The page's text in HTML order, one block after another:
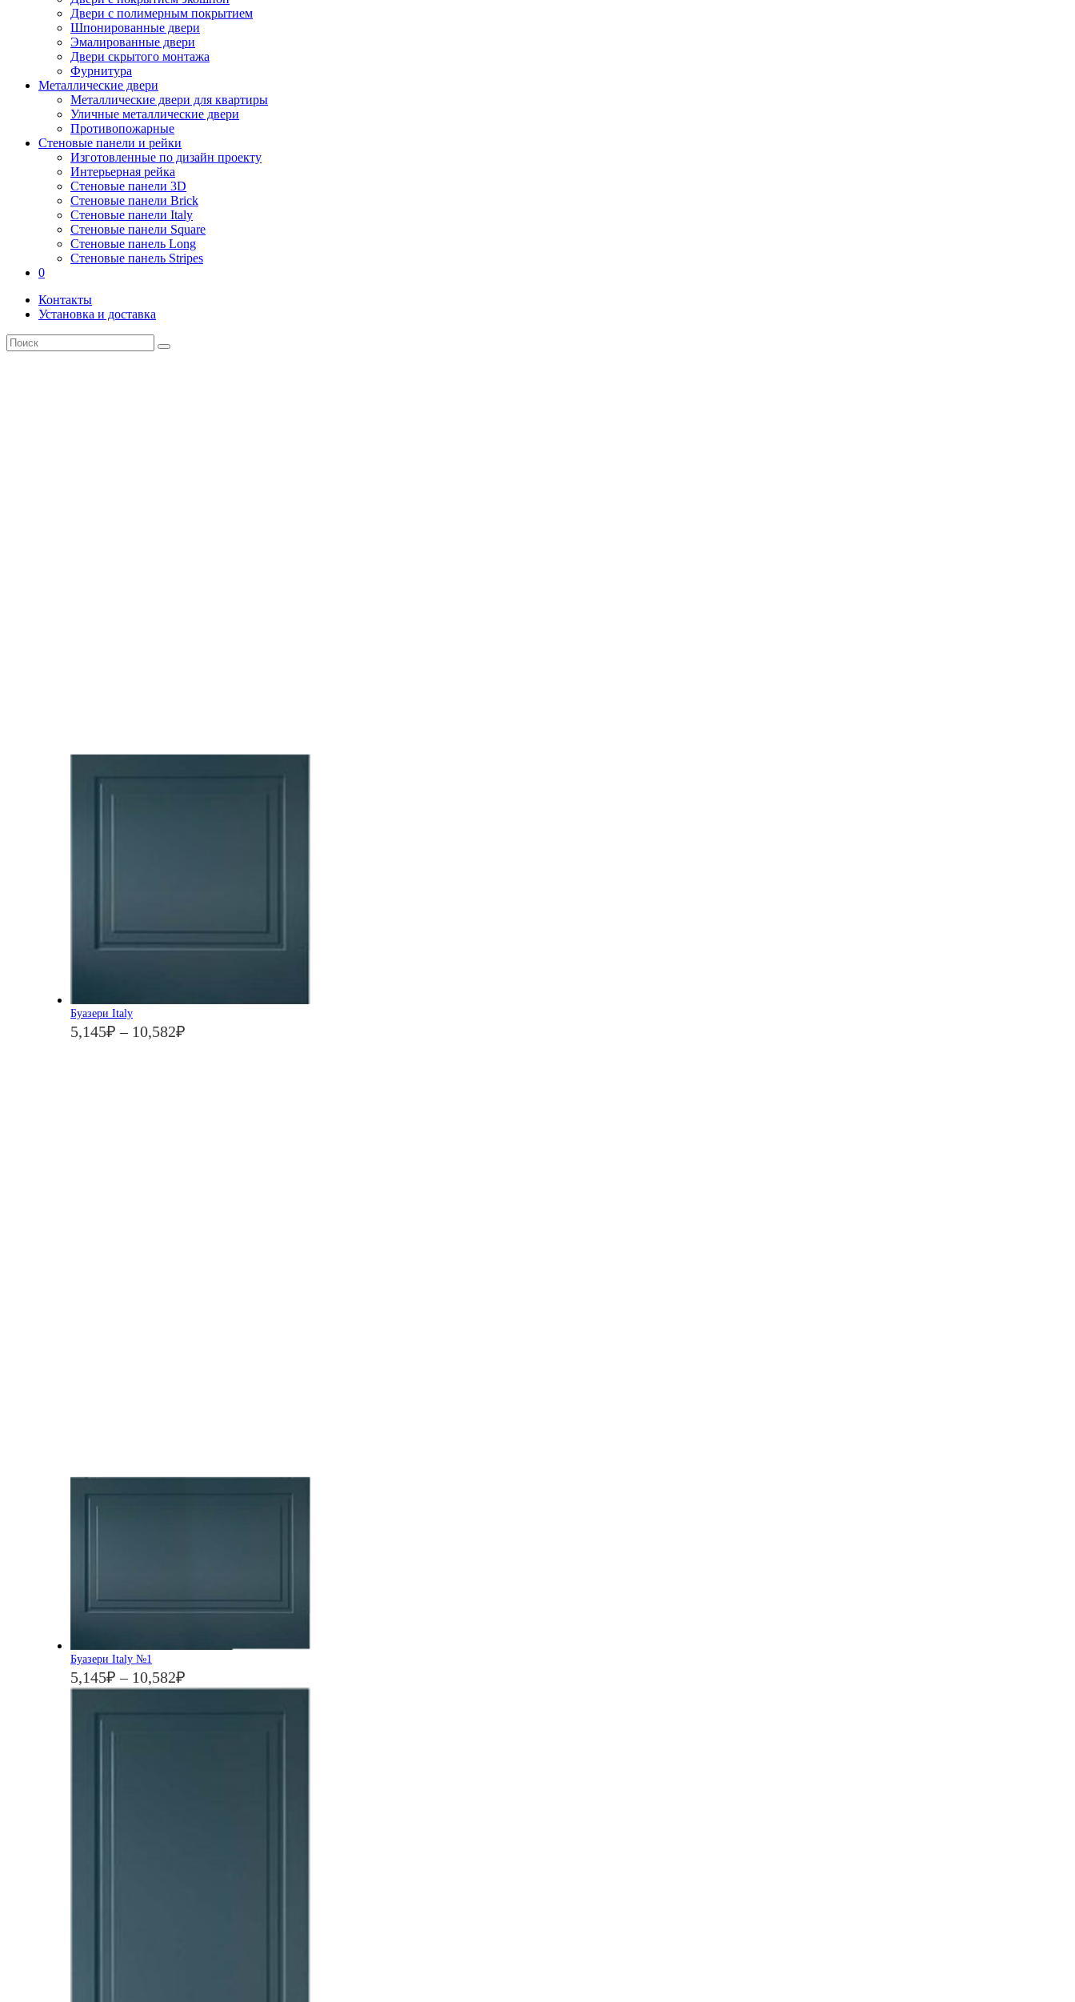
Двери с полимерным покрытием
Шпонированные двери
Эмалированные двери
Двери скрытого монтажа
Фурнитура
Металлические двери
Металлические двери для квартиры
Уличные металлические двери
Противопожарные
Стеновые панели и рейки
Изготовленные по дизайн проекту
Интерьерная рейка
Стеновые панели 3D
Стеновые панели Brick
Стеновые панели Italy
Стеновые панели Square
Стеновые панель Long
Стеновые панель Stripes
0
Контакты
Установка и доставка
Буазери Italy
5,145₽ – 10,582₽
Буазери Italy №1
5,145₽ – 10,582₽